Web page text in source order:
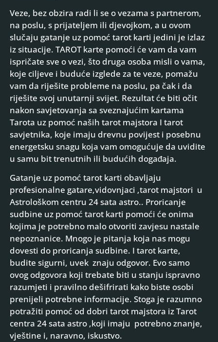
Veze, bez obzira radi li se o vezama s partnerom,
na poslu, s prijateljem ili djevojkom, a u ovom
slučaju gatanje uz pomoć tarot karti jedini je izlaz
iz situacije. TAROT karte pomoći će vam da vam
ispričate sve o vezi, što druga osoba misli o vama,
koje ciljeve i buduće izglede za te veze, pomažu
vam da riješite probleme na poslu, pa čak i da
riješite svoj unutarnji svijet. Rezultat će biti očit
nakon savjetovanja sa sveznajućim kartama
Tarota uz pomoć naših tarot majstora I tarot
savjetnika, koje imaju drevnu povijest i posebnu
energetsku snagu koja vam omogućuje da uvidite
u samu bit trenutnih ili budućih događaja.
Gatanje uz pomoć tarot karti obavljaju
profesionalne gatare,vidovnjaci ,tarot majstori u
Astrološkom centru 24 sata astro.. Proricanje
sudbine uz pomoć tarot karti pomoći će onima
kojima je potrebno malo otvoriti zavjesu nastale
nepoznanice. Mnogo je pitanja koja nas mogu
dovesti do proricanja sudbine. I tarot karte,
budite sigurni, uvek znaju odgovor. Evo samo
ovog odgovora koji trebate biti u stanju ispravno
razumjeti i pravilno dešifrirati kako biste osobi
prenijeli potrebne informacije. Stoga je razumno
potražiti pomoć od dobri tarot majstora iz Tarot
centra 24 sata astro ,koji imaju potrebno znanje,
vještine i, naravno, iskustvo.